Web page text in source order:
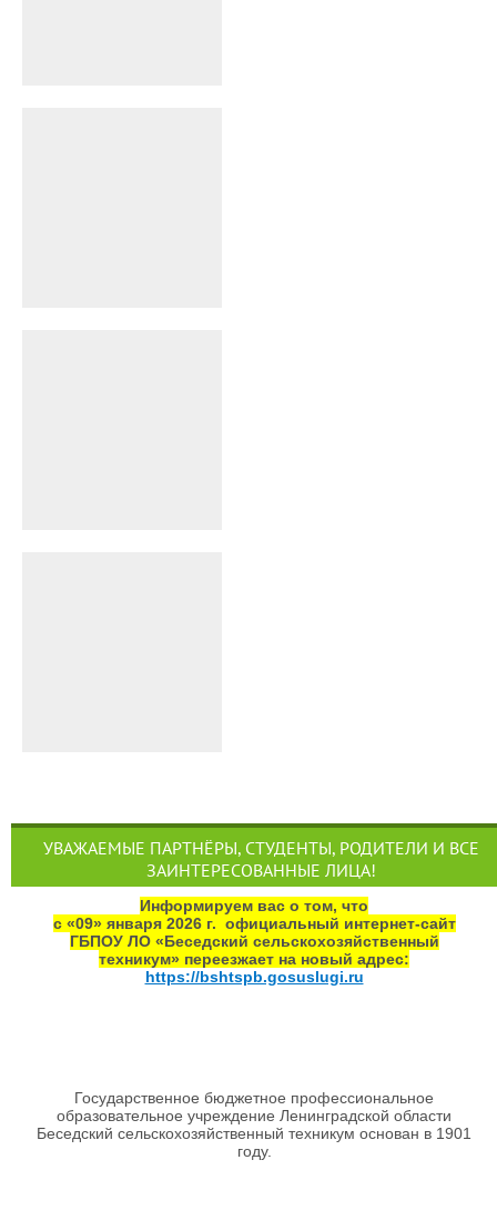
УВАЖАЕМЫЕ ПАРТНЁРЫ, СТУДЕНТЫ, РОДИТЕЛИ И ВСЕ
ЗАИНТЕРЕСОВАННЫЕ ЛИЦА!
Информируем вас о том, что
с «09» января 2026 г. официальный интернет‑сайт
ГБПОУ ЛО «Беседский сельскохозяйственный
техникум» переезжает на новый адрес:
https://bshtspb.gosuslugi.ru
Государственное бюджетное профессиональное
образовательное учреждение Ленинградской области
Беседский сельскохозяйственный техникум основан в 1901
году.